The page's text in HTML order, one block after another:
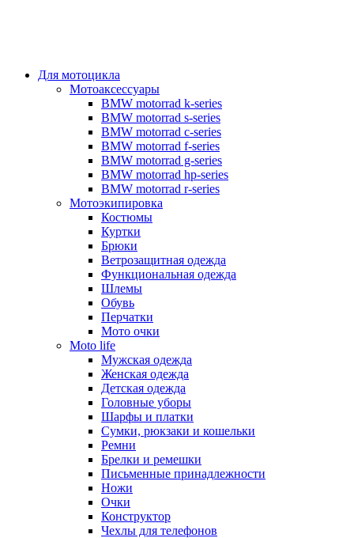
Для мотоцикла
Мотоаксессуары
BMW motorrad k-series
BMW motorrad s-series
BMW motorrad c-series
BMW motorrad f-series
BMW motorrad g-series
BMW motorrad hp-series
BMW motorrad r-series
Мотоэкипировка
Костюмы
Куртки
Брюки
Ветрозащитная одежда
Функциональная одежда
Шлемы
Обувь
Перчатки
Мото очки
Moto life
Мужская одежда
Женская одежда
Детская одежда
Головные уборы
Шарфы и платки
Сумки, рюкзаки и кошельки
Ремни
Брелки и ремешки
Письменные принадлежности
Ножи
Очки
Конструктор
Чехлы для телефонов